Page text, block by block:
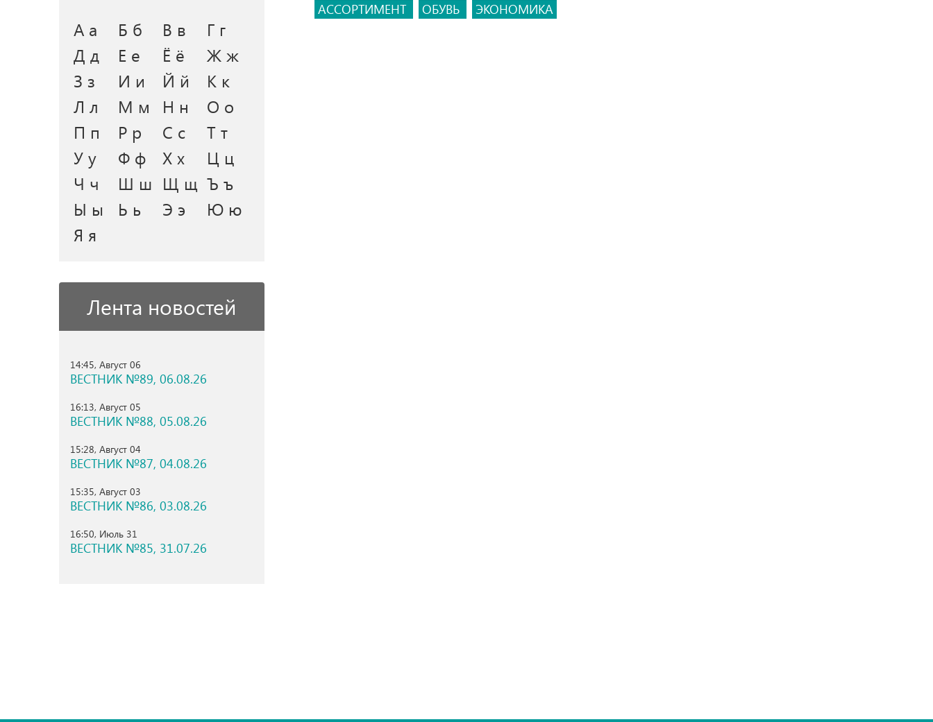
А а Б б В в
Г г
Д д
Е е Ё ё
Ж ж
З з
И и Й й
К к
Л л
М м Н н
О о
П п
Р р С с
Т т
У у
Ф ф Х х
Ц ц
Ч ч
Ш ш Щ щ Ъ ъ
Ы ы
Ь ь Э э
Ю ю
Я я
Лента новостей
14:45, Август 06
ВЕСТНИК №89, 06.08.26
16:13, Август 05
ВЕСТНИК №88, 05.08.26
15:28, Август 04
ВЕСТНИК №87, 04.08.26
15:35, Август 03
ВЕСТНИК №86, 03.08.26
16:50, Июль 31
ВЕСТНИК №85, 31.07.26
АССОРТИМЕНТ ОБУВЬ ЭКОНОМИКА